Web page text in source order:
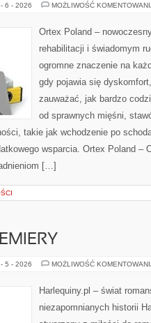
6 - 2026 MOŻLIWOŚĆ
Ortex Poland –
rehabilitacji i świadomym
ogromne znaczenie na
gdy pojawia się
zauważać, jak bardzo
od sprawnych mięśni,
takie jak wchodzenie po
wsparcia. Ortex Poland –
[…]
5 - 2026 MOŻLIWOŚĆ
Harlequiny.pl – świat
niezapomnianych historii